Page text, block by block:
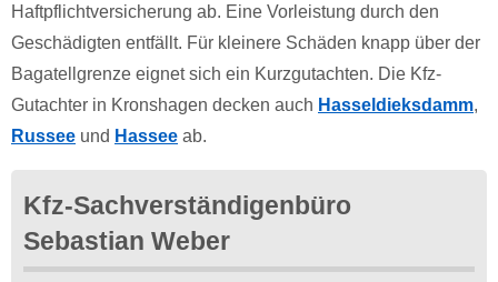
Haftpflichtversicherung ab. Eine Vorleistung durch den
Geschädigten entfällt. Für kleinere Schäden knapp über der
Bagatellgrenze eignet sich ein Kurzgutachten. Die Kfz-
Gutachter in Kronshagen decken auch Hasseldieksdamm,
Russee und Hassee ab.
Kfz-Sachverständigenbüro
Sebastian Weber